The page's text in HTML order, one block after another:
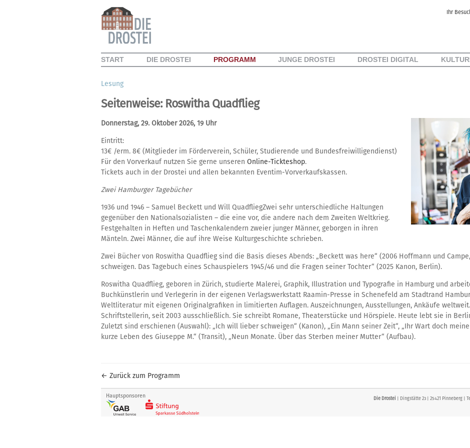
Ihr
START DIE DROSTEI PROGRAMM JUNGE DROSTEI DROSTEI DIGITAL
Lesung
Seitenweise: Roswitha Quadflieg
Donnerstag, 29. Oktober 2026, 19 Uhr
Eintritt:
13€ /erm. 8€ (Mitglieder im Förderverein, Schüler, Studierende und Bundesfreiwilligendienst)
Für den Vorverkauf nutzen Sie gerne unseren Online-Tickteshop.
Tickets auch in der Drostei und allen bekannten Eventim-Vorverkaufskassen.
Zwei Hamburger Tagebücher
1936 und 1946 – Samuel Beckett und Will QuadfliegZwei sehr unterschiedliche Haltungen
gegenüber den Nationalsozialisten – die eine vor, die andere nach dem Zweiten Weltkrieg.
Festgehalten in Heften und Taschenkalendern zweier junger Männer, geborgen in ihren
Mänteln. Zwei Männer, die auf ihre Weise Kulturgeschichte schrieben.
Zwei Bücher von Roswitha Quadflieg sind die Basis dieses Abends: „Beckett was here“ (2006 Hoffmann und
schweigen. Das Tagebuch eines Schauspielers 1945/46 und die Fragen seiner Tochter“ (2025 Kanon, Berlin).
Roswitha Quadflieg, geboren in Zürich, studierte Malerei, Graphik, Illustration und Typografie in Hamburg und
Buchkünstlerin und Verlegerin in der eigenen Verlagswerkstatt Raamin-Presse in Schenefeld am Stadtrand
Weltliteratur mit eigenen Originalgrafiken in limitierten Auflagen. Auszeichnungen, Ausstellungen, Ankäufe
Schriftstellerin, seit 2003 ausschließlich. Sie schreibt Romane, Theaterstücke und Hörspiele. Heute lebt sie in
Zuletzt sind erschienen (Auswahl): „Ich will lieber schweigen“ (Kanon), „Ein Mann seiner Zeit“, „Ihr Wart doch
kurze Leben des Giuseppe M.“ (Transit), „Neun Monate. Über das Sterben meiner Mutter“ (Aufbau).
← Zurück zum Programm
Hauptsponsoren Die Drostei | Dingstätte 23 | 25421 Pinneberg |